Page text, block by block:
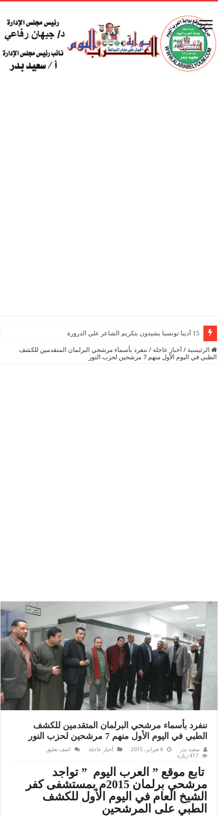
15 أديبا تونسيا يشيدون بتكريم الشاعر علي الدرورة
الرئيسية / أخبار عاجلة / ننفرد بأسماء مرشحي البرلمان المتقدمين للكشف
الطبي في اليوم الأول منهم 7 مرشحين لحزب النور
ننفرد بأسماء مرشحي البرلمان المتقدمين للكشف
الطبي في اليوم الأول منهم 7 مرشحين لحزب النور
سعيد بدر 6 فبراير، 2015 أخبار عاجلة
اضف تعليق
417 زيارة
تابع موقع ” العرب اليوم ” تواجد
مرشحي برلمان 2015م بمستشفى كفر
الشيخ العام في اليوم الأول للكشف
الطبي على المرشحين